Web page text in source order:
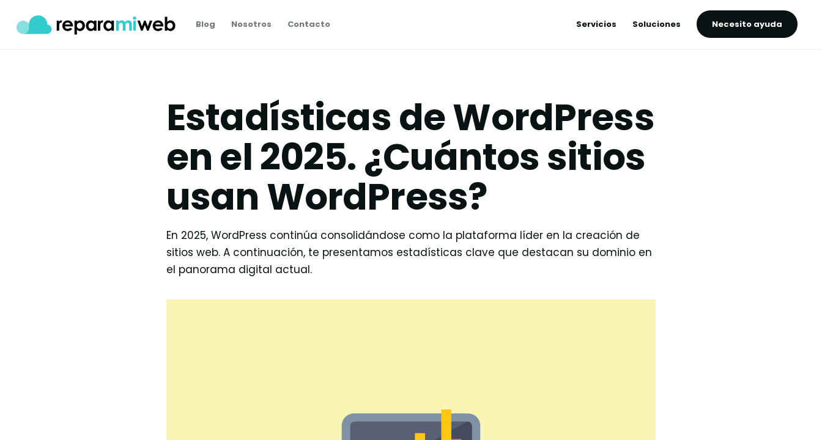
Blog Nosotros Contacto Servicios Soluciones Necesito ayuda
Estadísticas de WordPress
en el 2025. ¿Cuántos sitios
usan WordPress?
En 2025, WordPress continúa consolidándose como la plataforma líder en la creación de
sitios web. A continuación, te presentamos estadísticas clave que destacan su dominio en
el panorama digital actual.